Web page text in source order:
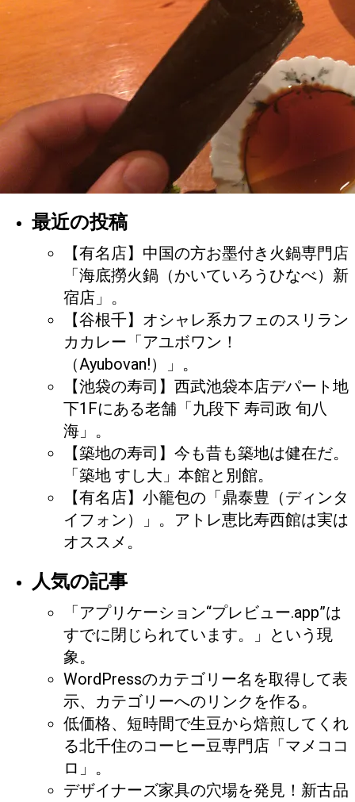
最近の投稿
【有名店】中国の方お墨付き火鍋専門店
「海底撈火鍋（かいていろうひなべ）新
宿店」。
【谷根千】オシャレ系カフェのスリラン
カカレー「アユボワン！
（Ayubovan!）」。
【池袋の寿司】西武池袋本店デパート地
下1Fにある老舗「九段下 寿司政 旬八
海」。
【築地の寿司】今も昔も築地は健在だ。
「築地 すし大」本館と別館。
【有名店】小籠包の「鼎泰豊（ディンタ
イフォン）」。アトレ恵比寿西館は実は
オススメ。
人気の記事
「アプリケーション“プレビュー.app”は
すでに閉じられています。」という現
象。
WordPressのカテゴリー名を取得して表
示、カテゴリーへのリンクを作る。
低価格、短時間で生豆から焙煎してくれ
る北千住のコーヒー豆専門店「マメココ
ロ」。
デザイナーズ家具の穴場を発見！新古品